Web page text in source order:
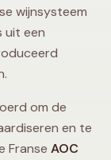
wijnsysteem
uit een
om de
en te
Franse AOC